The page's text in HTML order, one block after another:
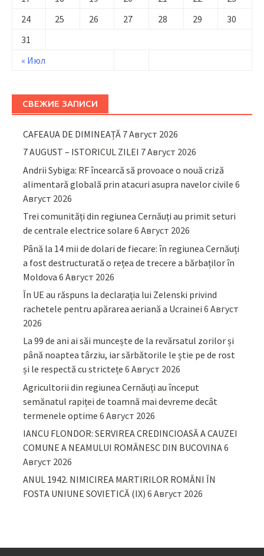
« Июл
24
25 26 27 28 29
30
31
СВЕЖИЕ ЗАПИСИ
CAFEAUA DE DIMINEAȚĂ 7 Август 2026
7 AUGUST – ISTORICUL ZILEI 7 Август 2026
Andrii Sybiga: RF încearcă să provoace o nouă criză
alimentară globală prin atacuri asupra navelor civile 6
Август 2026
Trei comunități din regiunea Cernăuți au primit seturi
de centrale electrice solare 6 Август 2026
Până la 14 mii de dolari de fiecare: în regiunea Cernăuți
a fost destructurată o rețea de trecere a bărbaților în
Moldova 6 Август 2026
În UE au răspuns la declarația lui Zelenski privind
rachetele pentru apărarea aeriană a Ucrainei 6 Август
2026
La 99 de ani ai săi muncește de la revărsatul zorilor și
până noaptea târziu, iar sărbătorile le știe pe de rost
și le respectă cu strictețe 6 Август 2026
Agricultorii din regiunea Cernăuți au început
semănatul rapiței de toamnă mai devreme decât
termenele optime 6 Август 2026
IANCU FLONDOR: SERVIREA CREDINCIOASĂ A CAUZEI
COMUNE A NEAMULUI ROMÂNESC DIN BUCOVINA6
Август 2026
ANUL 1942. NIMICIREA MARTIRILOR ROMÂNI ÎN
FOSTA UNIUNE SOVIETICĂ (IX) 6 Август 2026